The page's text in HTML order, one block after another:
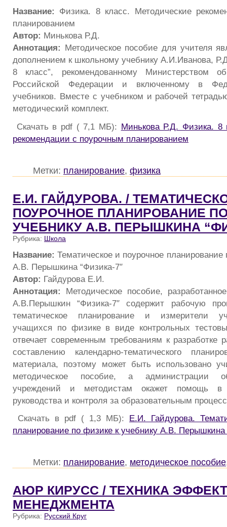
Название: Физика. 8 класс. Методические
планированием
Автор: Минькова Р.Д.
Аннотация: Методическое пособие для учителя
дополнением к школьному учебнику А.И.Иванова,
8 класс”, рекомендованному Министерством
Российской Федерации и включенному в
учебников. Вместе с учебником и рабочей
методический комплект.
Скачать в pdf ( 7,1 МБ): Минькова Р.Д. Физика. 8
рекомендации с поурочным планированием
Метки: планирование, физика
Е.И. ГАЙДУРОВА. /
ПОУРОЧНОЕ ПЛАНИРОВАНИЕ
УЧЕБНИКУ А.В. ПЕРЫШКИНА
Рубрика: Школа
Название: Тематическое и поурочное планирование
А.В. Перышкина “Физика-7″
Автор: Гайдурова Е.И.
Аннотация: Методическое пособие,
А.В.Перышкин “Физика-7″ содержит рабочую
тематическое планирование и измерители
учащихся по физике в виде контрольных
отвечает современным требованиям к разработке
составлению календарно-тематического
материала, поэтому может быть использовано
методическое пособие, а администрации
учреждений и методистам окажет помощь в
руководства и контроля за образовательным
Скачать в pdf ( 1,3 МБ): Е.И. Гайдурова.
планирование по физике к учебнику А.В. Перышкина
Метки: планирование, методическое пособие
АЮР КИРУСС / ТЕХНИКА
МЕНЕДЖМЕНТА
Рубрика: Русский Круг